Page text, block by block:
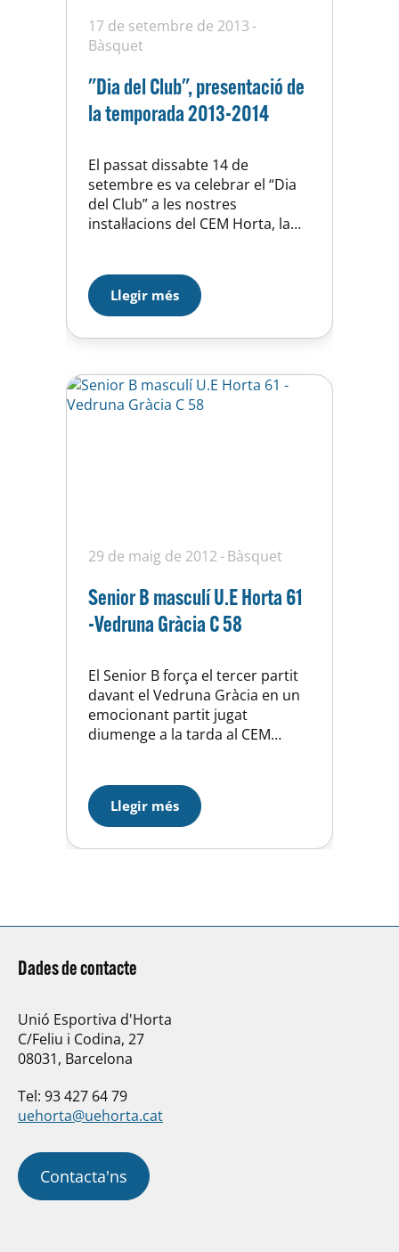
17 de setembre de 2013
Bàsquet
"Dia del Club", presentació de
la temporada 2013-2014
El passat dissabte 14 de
setembre es va celebrar el “Dia
del Club” a les nostres
instal·lacions del CEM Horta, la
tret de sortida d’una nova
temporada, la 2013-2014 plena
d’al·licients i motivació. La Secció
de Bàsquet va estar
Llegir més
29 de maig de 2012 Bàsquet
Senior B masculí U.E Horta 61
-Vedruna Gràcia C 58
El Senior B força el tercer partit
davant el Vedruna Gràcia en un
emocionant partit jugat
diumenge a la tarda al CEM
passat dissabte 26 de Maig
contra el Vedruna Gràcia.
Durant tot el 1r període les
rentes per ambos equips van ser
Llegir més
Dades de contacte
Unió Esportiva d'Horta
C/Feliu i Codina, 27
08031, Barcelona
Tel: 93 427 64 79
uehorta@uehorta.cat
Contacta'ns